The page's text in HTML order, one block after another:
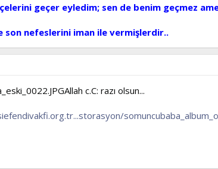
geçer eyledim; sen de benim geçmez
son nefeslerini iman ile vermişlerdir..
Allah c.C: razı olsun...